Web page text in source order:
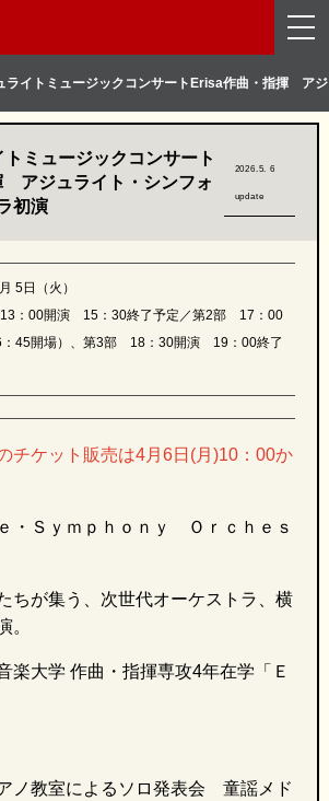
読み飛ばして本文へスキップ。
ライトミュージックコンサート Erisa作曲・指揮 アジ
ミュージックコンサート
アジュライト・シンフォ
初演
2026.5. 6
update
5日（火）
：00開演 15：30終了予定／第2部 17：00
：45開場）、第3部 18：30開演 19：00終了
チケット販売は4月6日(月)10：00か
・Ｓｙｍｐｈｏｎｙ Ｏｒｃｈｅｓ
ちが集う、次世代オーケストラ、横
。
大学 作曲・指揮専攻4年在学「Ｅ
ノ教室によるソロ発表会 童謡メド